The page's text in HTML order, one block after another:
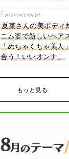
Entertainment
夏菜さんの美ボディ
ニム姿で新しいヘア
「めちゃくちゃ美人
合う！いいオンナ」
もっと見る